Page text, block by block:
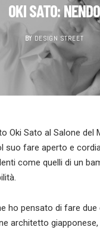
OKI SATO: NENDO
BY DESIGN STREET
Oki Sato al Salone del
suo fare aperto e
come quelli di un
ho pensato di fare
architetto